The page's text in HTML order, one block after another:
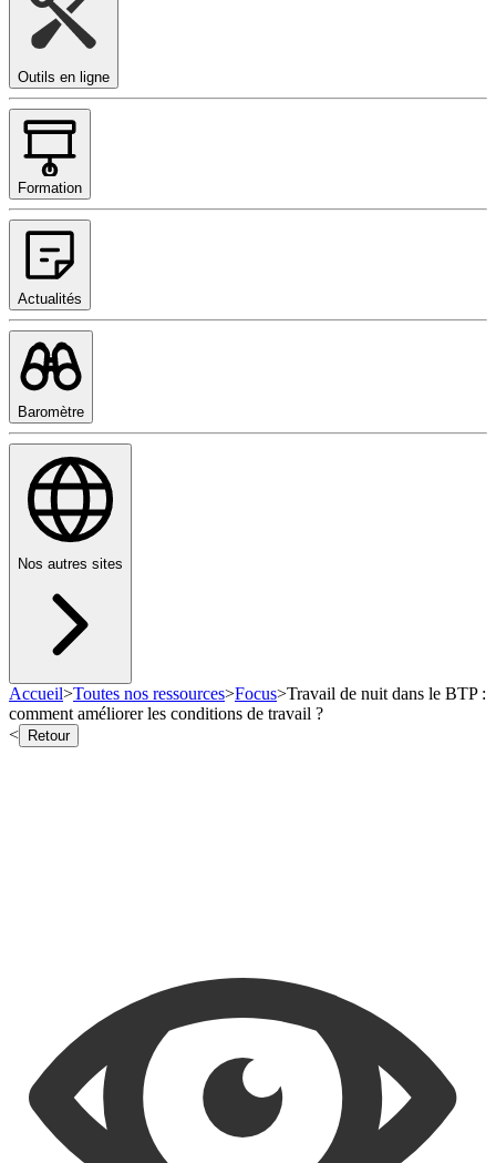
Outils en ligne
Formation
Actualités
Baromètre
Nos autres sites
Accueil>Toutes nos ressources>Focus>Travail de nuit dans le BTP :
comment améliorer les conditions de travail ?
<
Retour